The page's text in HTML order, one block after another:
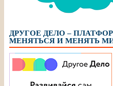
ДРУГОЕ ДЕЛО –
МЕНЯТЬСЯ И МЕНЯТЬ